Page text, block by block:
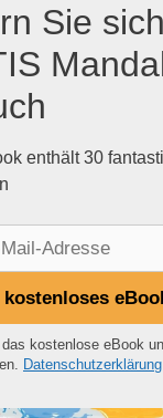
Sie
enthält 30
kostenloses
das kostenlose eBook
Datenschutzerklärung